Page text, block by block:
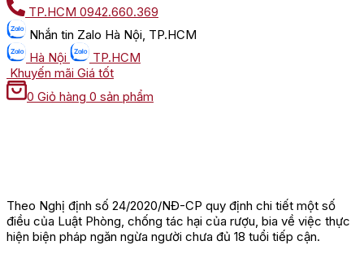
TP.HCM 0942.660.369
Nhắn tin Zalo Hà Nội, TP.HCM
Hà Nội
TP.HCM
Khuyến mãi Giá tốt
0 Giỏ hàng 0 sản phẩm
Theo Nghị định số 24/2020/NĐ-CP quy định chi tiết một số
điều của Luật Phòng, chống tác hại của rượu, bia về việc thực
hiện biện pháp ngăn ngừa người chưa đủ 18 tuổi tiếp cận.